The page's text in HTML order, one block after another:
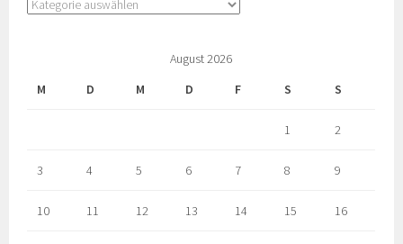
August 2026
M
D M D F S S
1 2
3 4 5 6 7 8 9
10 11 12 13 14 15 16